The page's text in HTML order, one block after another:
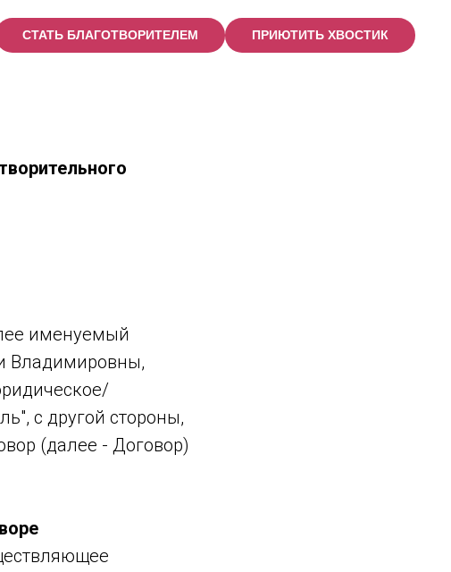
СТАТЬ БЛАГОТВОРИТЕЛЕМ ПРИЮТИТЬ ХВОСТИК
именуемый
Владимировны,
с другой стороны,
(далее - Договор)